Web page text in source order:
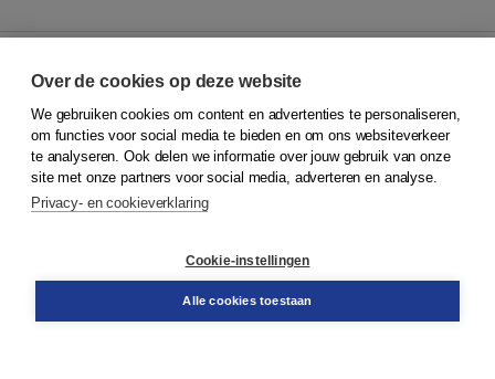
© 2026Koninklijke Boom uitgevers
Klantenservice
Service & informatie
Contact
Over de cookies op deze website
We gebruiken cookies om content en advertenties te personaliseren,
om functies voor social media te bieden en om ons websiteverkeer
te analyseren. Ook delen we informatie over jouw gebruik van onze
site met onze partners voor social media, adverteren en analyse.
Privacy- en cookieverklaring
Cookie-instellingen
Alle cookies toestaan